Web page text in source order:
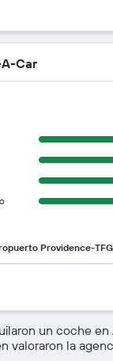
Car
Providence-
un coche
valoraron la